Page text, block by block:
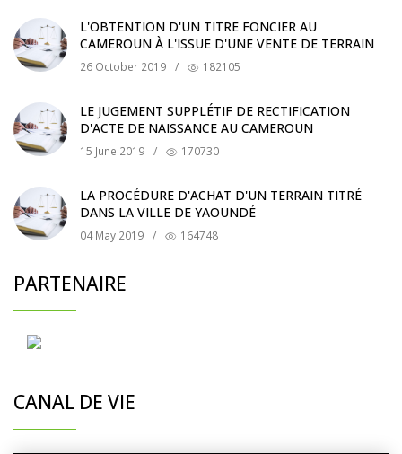
L'OBTENTION D'UN TITRE FONCIER AU
CAMEROUN À L'ISSUE D'UNE VENTE DE TERRAIN
26 October 2019 / 182105
LE JUGEMENT SUPPLÉTIF DE RECTIFICATION
D'ACTE DE NAISSANCE AU CAMEROUN
15 June 2019 / 170730
LA PROCÉDURE D'ACHAT D'UN TERRAIN TITRÉ
DANS LA VILLE DE YAOUNDÉ
04 May 2019 / 164748
PARTENAIRE
CANAL DE VIE